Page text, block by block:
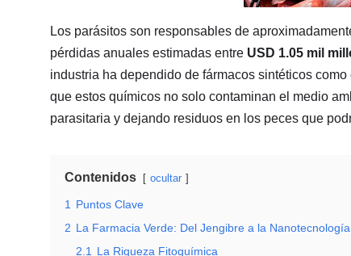
Los parásitos son responsables de
pérdidas anuales estimadas entre USD 1.05 mil
industria ha dependido de fármacos sintéticos
que estos químicos no solo contaminan el medio
parasitaria y dejando residuos en los peces que
Contenidos ocultar
1
Puntos Clave
2 La Farmacia Verde: Del Jengibre a la Nanotecnología
2.1
La Riqueza Fitoquímica